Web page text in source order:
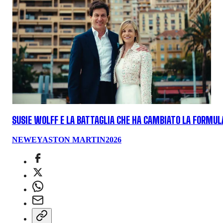
SUSIE WOLFF E LA BATTAGLIA CHE HA CAMBIATO LA
NEWEYASTON MARTIN2026